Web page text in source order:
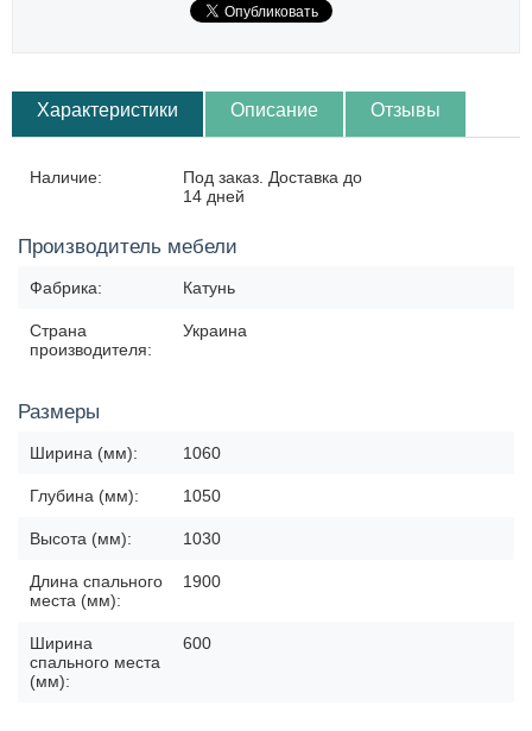
Характеристики Описание Отзывы
Наличие:
Под заказ. Доставка до
14 дней
Производитель мебели
Фабрика: Катунь
Страна
производителя:
Украина
Размеры
Ширина (мм): 1060
Глубина (мм): 1050
Высота (мм): 1030
Длина спального
места (мм):
1900
Ширина
спального места
(мм):
600